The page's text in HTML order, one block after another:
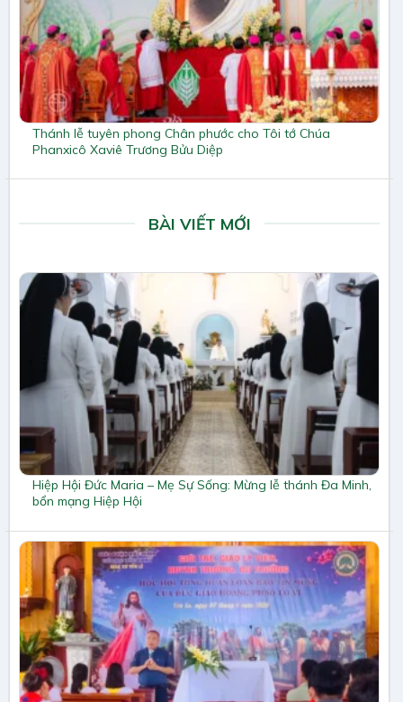
Thánh lễ tuyên phong Chân phước cho Tôi tớ Chúa
Phanxicô Xaviê Trương Bửu Diệp
BÀI VIẾT MỚI
Hiệp Hội Đức Maria – Mẹ Sự Sống: Mừng lễ thánh Đa Minh,
bổn mạng Hiệp Hội